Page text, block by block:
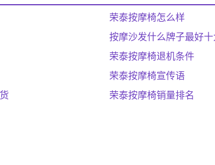
荣泰按摩椅怎么样
按摩沙发什么牌子最好
荣泰按摩椅退机条件
荣泰按摩椅宣传语
荣泰按摩椅销量排名